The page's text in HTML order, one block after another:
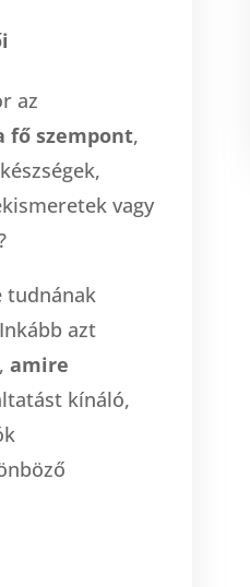
az
fő szempont,
vagy
tudnának
azt
amire
kínáló,